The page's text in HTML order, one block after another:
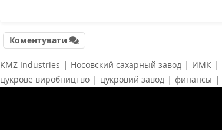
Коментувати
KMZ Industries | Носовский сахарный завод | ИМК |
цукрове виробництво | цукровий завод | финансы |